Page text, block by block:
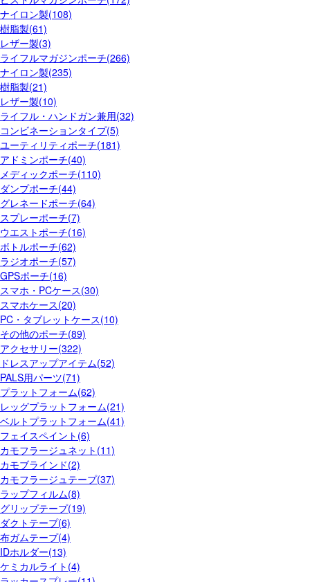
ナイロン製(108)
樹脂製(61)
レザー製(3)
ライフルマガジンポーチ(266)
ナイロン製(235)
樹脂製(21)
レザー製(10)
ライフル・ハンドガン兼用(32)
コンビネーションタイプ(5)
ユーティリティポーチ(181)
アドミンポーチ(40)
メディックポーチ(110)
ダンプポーチ(44)
グレネードポーチ(64)
スプレーポーチ(7)
ウエストポーチ(16)
ボトルポーチ(62)
ラジオポーチ(57)
GPSポーチ(16)
スマホ・PCケース(30)
スマホケース(20)
PC・タブレットケース(10)
その他のポーチ(89)
アクセサリー(322)
ドレスアップアイテム(52)
PALS用パーツ(71)
プラットフォーム(62)
レッグプラットフォーム(21)
ベルトプラットフォーム(41)
フェイスペイント(6)
カモフラージュネット(11)
カモブラインド(2)
カモフラージュテープ(37)
ラップフィルム(8)
グリップテープ(19)
ダクトテープ(6)
布ガムテープ(4)
IDホルダー(13)
ケミカルライト(4)